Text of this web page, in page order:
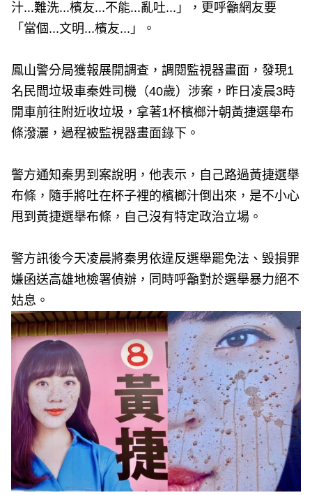
汁...難洗...檳友...不能...亂吐...」，更呼籲網友要
「當個...文明...檳友...」。
鳳山警分局獲報展開調查，調閱監視器畫面，發現1
名民間垃圾車秦姓司機（40歲）涉案，昨日凌晨3時
開車前往附近收垃圾，拿著1杯檳榔汁朝黃捷選舉布
條潑灑，過程被監視器畫面錄下。
警方通知秦男到案說明，他表示，自己路過黃捷選舉
布條，隨手將吐在杯子裡的檳榔汁倒出來，是不小心
甩到黃捷選舉布條，自己沒有特定政治立場。
警方訊後今天凌晨將秦男依違反選舉罷免法、毀損罪
嫌函送高雄地檢署偵辦，同時呼籲對於選舉暴力絕不
姑息。